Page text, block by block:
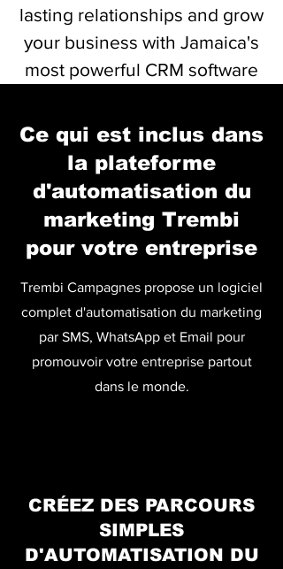
lasting relationships and grow
your business with Jamaica's
most powerful CRM software
Ce qui est inclus dans
la plateforme
d'automatisation du
marketing Trembi
pour votre entreprise
Trembi Campagnes propose un logiciel
complet d'automatisation du marketing
par SMS, WhatsApp et Email pour
promouvoir votre entreprise partout
dans le monde.
CRÉEZ DES PARCOURS
SIMPLES
D'AUTOMATISATION DU